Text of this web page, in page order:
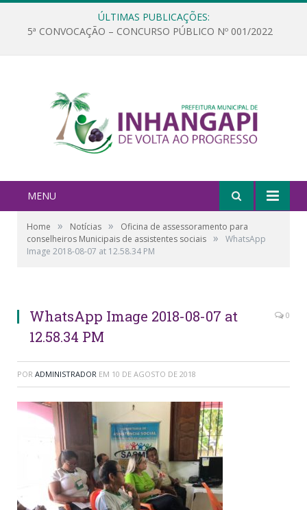
ÚLTIMAS PUBLICAÇÕES:
5ª CONVOCAÇÃO – CONCURSO PÚBLICO Nº 001/2022
MENU
Home » Notícias »
Oficina de assessoramento para
conselheiros Municipais de assistentes sociais »
WhatsApp
Image 2018-08-07 at 12.58.34 PM
WhatsApp Image 2018-08-07 at
12.58.34 PM
0
POR ADMINISTRADOR EM 10 DE AGOSTO DE 2018